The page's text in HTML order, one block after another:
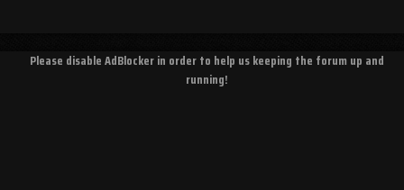
Please disable AdBlocker in order to help us keeping the forum up and
running!